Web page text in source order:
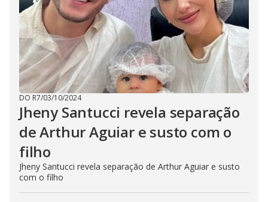
DO R7/03/10/2024
Jheny Santucci revela separação
de Arthur Aguiar e susto com o
filho
Jheny Santucci revela separação de Arthur Aguiar e susto
com o filho